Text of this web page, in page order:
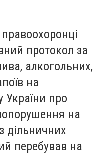
протокол за
алкогольних,
на
України про
на
дільничних
перебував на